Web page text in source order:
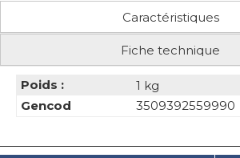
Caractéristiques
Fiche technique
Poids :
1 kg
Gencod
3509392559990